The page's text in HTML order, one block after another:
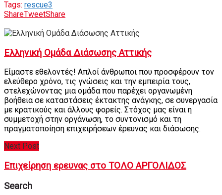
Tags: rescue3
ShareTweetShare
Ελληνική Ομάδα Διάσωσης Αττικής
Είμαστε εθελοντές! Απλοί άνθρωποι που προσφέρουν τον
ελεύθερο χρόνο, τις γνώσεις και την εμπειρία τους,
στελεχώνοντας μια ομάδα που παρέχει οργανωμένη
βοήθεια σε καταστάσεις έκτακτης ανάγκης, σε συνεργασία
με κρατικούς και άλλους φορείς. Στόχος μας είναι η
συμμετοχή στην οργάνωση, το συντονισμό και τη
πραγματοποίηση επιχειρήσεων έρευνας και διάσωσης.
Next Post
Επιχείρηση ερευνας στο ΤΟΛΟ ΑΡΓΟΛΙΔΟΣ
Search